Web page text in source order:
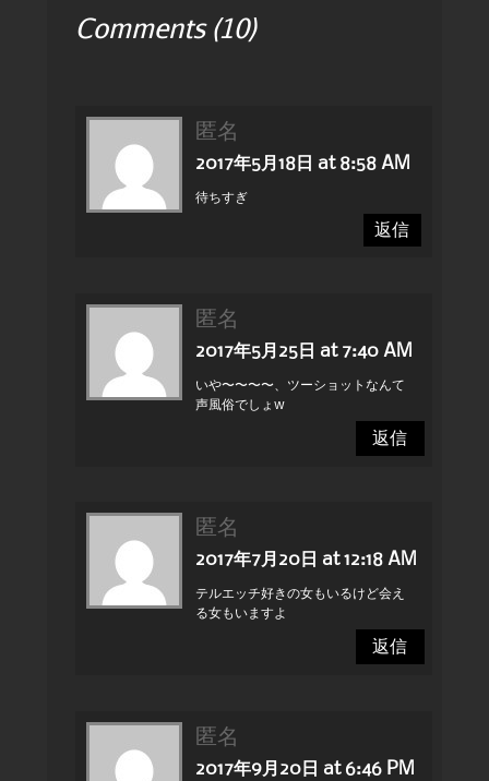
Comments (10)
匿名
2017年5月18日 at 8:58 AM
待ちすぎ
返信
匿名
2017年5月25日 at 7:40 AM
いや〜〜〜〜、ツーショットなんて
声風俗でしょw
返信
匿名
2017年7月20日 at 12:18 AM
テルエッチ好きの女もいるけど会え
る女もいますよ
返信
匿名
2017年9月20日 at 6:46 PM